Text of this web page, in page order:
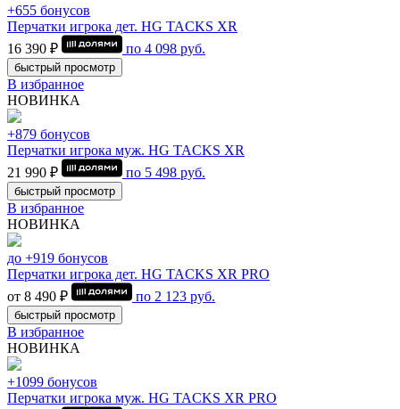
+655 бонусов
Перчатки игрока дет. HG TACKS XR
16 390 ₽
по 4 098 руб.
быстрый просмотр
В избранное
НОВИНКА
+879 бонусов
Перчатки игрока муж. HG TACKS XR
21 990 ₽
по 5 498 руб.
быстрый просмотр
В избранное
НОВИНКА
до +919 бонусов
Перчатки игрока дет. HG TACKS XR PRO
от 8 490 ₽
по 2 123 руб.
быстрый просмотр
В избранное
НОВИНКА
+1099 бонусов
Перчатки игрока муж. HG TACKS XR PRO